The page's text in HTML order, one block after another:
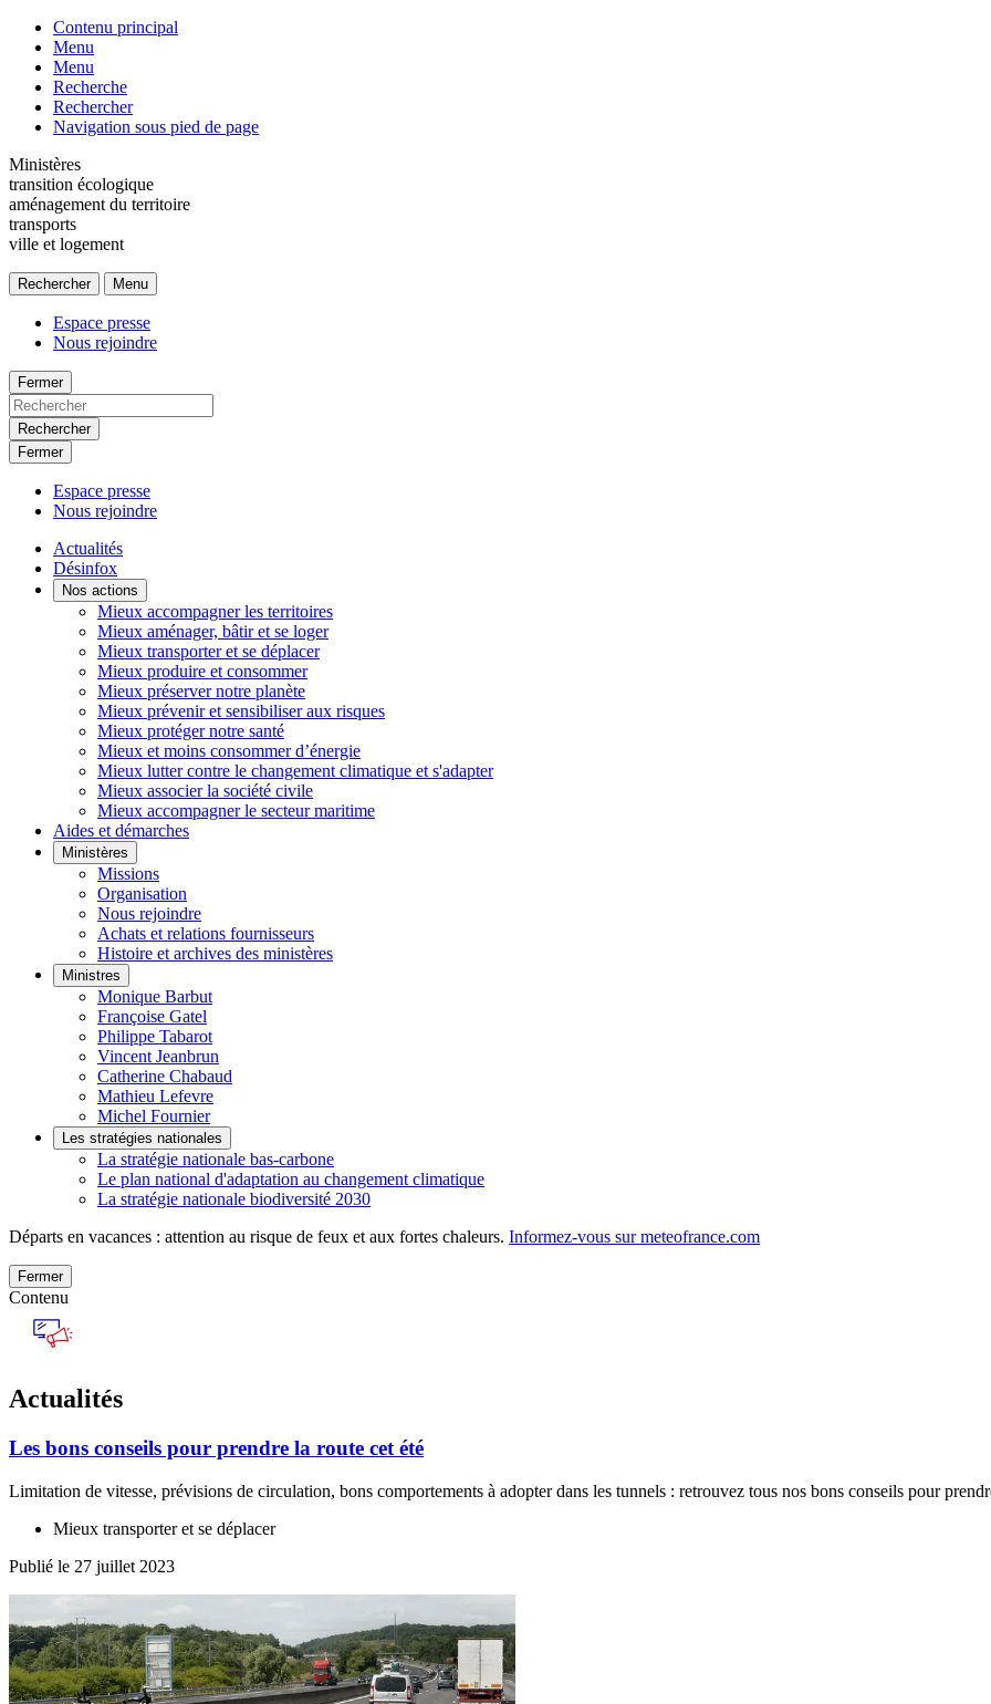
Contenu principal
Menu
Menu
Recherche
Rechercher
Navigation sous pied de page
Ministères
transition écologique
aménagement du territoire
transports
ville et logement
Rechercher Menu
Espace presse
Nous rejoindre
Fermer
Rechercher
Fermer
Espace presse
Nous rejoindre
Actualités
Désinfox
Nos actions
Mieux accompagner les territoires
Mieux aménager, bâtir et se loger
Mieux transporter et se déplacer
Mieux produire et consommer
Mieux préserver notre planète
Mieux prévenir et sensibiliser aux risques
Mieux protéger notre santé
Mieux et moins consommer d’énergie
Mieux lutter contre le changement climatique et s'adapter
Mieux associer la société civile
Mieux accompagner le secteur maritime
Aides et démarches
Ministères
Missions
Organisation
Nous rejoindre
Achats et relations fournisseurs
Histoire et archives des ministères
Ministres
Monique Barbut
Françoise Gatel
Philippe Tabarot
Vincent Jeanbrun
Catherine Chabaud
Mathieu Lefevre
Michel Fournier
Les stratégies nationales
La stratégie nationale bas-carbone
Le plan national d'adaptation au changement climatique
La stratégie nationale biodiversité 2030
Départs en vacances : attention au risque de feux et aux fortes chaleurs. Informez-vous sur meteofrance.com
Fermer
Contenu
Actualités
Les bons conseils pour prendre la route cet été
Limitation de vitesse, prévisions de circulation, bons comportements à adopter dans les tunnels : retrouvez tous nos bons conseils pour
Mieux transporter et se déplacer
Publié le 27 juillet 2023